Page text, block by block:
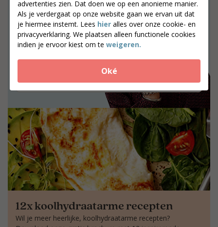
advertenties zien. Dat doen we op een anonieme manier.
Als je verdergaat op onze website gaan we ervan uit dat
je hiermee instemt. Lees hier alles over onze cookie- en
privacyverklaring. We plaatsen alleen functionele cookies
indien je ervoor kiest om te weigeren.
Oké
Samen werken aan
resultaat dat blijft.
Samen werken aan resultaat dat blijft.
Zoek coaches
12x koolhydraatarme recepten
Wil je meer heerlijke, koolhydraatarme recepten?